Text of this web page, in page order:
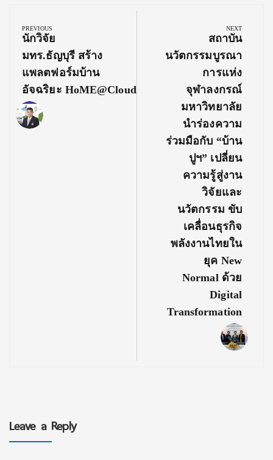
navigation
PREVIOUS
Previous
Post:
นักวิจัย
มทร.ธัญบุรี สร้าง
แพลตฟอร์มบ้าน
อัจฉริยะ HoME@Cloud
NEXT
Next
Post:
สถาบัน
นวัตกรรมบูรณา
การแห่ง
จุฬาลงกรณ์
มหาวิทยาลัย
นำร่องความ
ร่วมมือกับ “บ้าน
ปูฯ” เปลี่ยน
ความรู้สู่งาน
วิจัยและ
นวัตกรรม ขับ
เคลื่อนธุรกิจ
พลังงานไทยใน
ยุค New
Normal ด้วย
Digital
Transformation
Leave a Reply